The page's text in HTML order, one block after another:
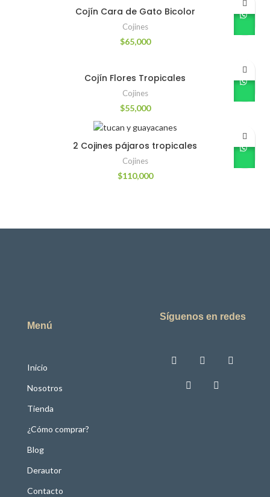
Cojín Cara de Gato Bicolor
Cojines
$65,000
Cojín Flores Tropicales
Cojines
$55,000
2 Cojines pájaros tropicales
Cojines
$110,000
Menú
Inicio
Nosotros
Tienda
¿Cómo comprar?
Blog
Derautor
Contacto
Síguenos en redes